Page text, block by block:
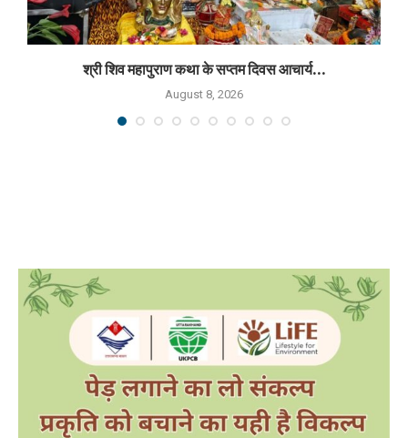
श्री शिव महापुराण कथा के सप्तम दिवस आचार्य...
August 8, 2026